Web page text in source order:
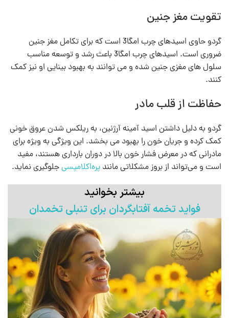
تقویت مغز جنین
گردو حاوی اسیدهای چرب امگا3 است که برای تکامل مغز جنین
ضروری است. اسیدهای چرب امگا3 باعث رشد و توسعه مناسب
سلول‌ های مغزی جنین شده و می توانند به بهبود بینایی او نیز کمک
کنند.
حفاظت از قلب مادر
گردو به دلیل داشتن اسید آمینه آرژنین، به ریلکس شدن عروق خونی
کمک کرده و جریان خون را بهبود می‌ بخشد. این ویژگی به ویژه برای
مادرانی که در معرض فشار خون بالا در دوران بارداری هستند، مفید
است و می‌تواند از بروز مشکلاتی مانند پره‌اکلامپسیجلوگیری نماید.
بیشتر بخوانید
فواید تخمه آفتابگردان برای تنبلی تخمدان